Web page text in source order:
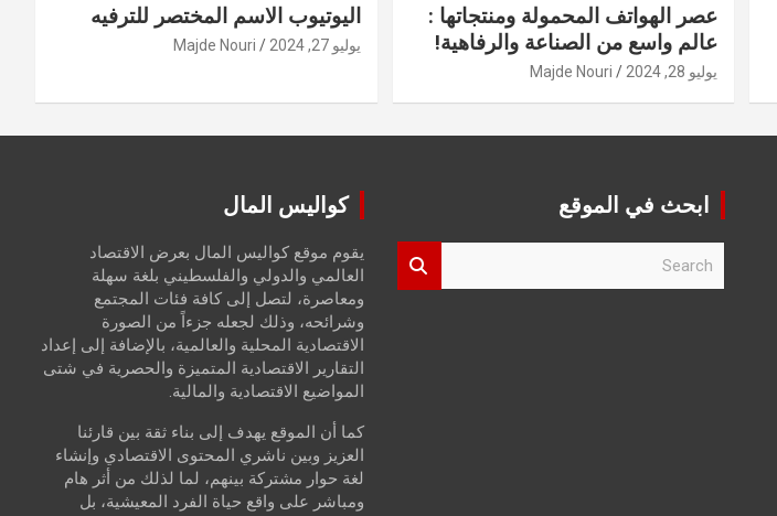
عصر الهواتف المحمولة ومنتجاتها :
عالم واسع من الصناعة والرفاهية!
يوليو 28, 2024 Majde Nouri
اليوتيوب الاسم المختصر للترفيه
يوليو 27, 2024 Majde Nouri
ابحث في الموقع كواليس المال
يقوم موقع كواليس المال بعرض الاقتصاد
العالمي والدولي والفلسطيني بلغة سهلة
ومعاصرة، لتصل إلى كافة فئات المجتمع
وشرائحه، وذلك لجعله جزءاً من الصورة
الاقتصادية المحلية والعالمية، بالإضافة إلى إعداد
التقارير الاقتصادية المتميزة والحصرية في شتى
المواضيع الاقتصادية والمالية.
كما أن الموقع يهدف إلى بناء ثقة بين قارئنا
العزيز وبين ناشري المحتوى الاقتصادي وإنشاء
لغة حوار مشتركة بينهم، لما لذلك من أثر هام
ومباشر على واقع حياة الفرد المعيشية، بل